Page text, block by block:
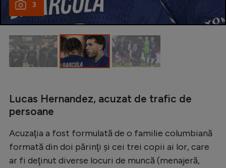
Handbal
Natație
Formula 1
Gimnastică
Alte sporturi
JO 2024
3
Lucas Hernandez, acuzat de trafic de
persoane
Acuzaţia a fost formulată de o familie columbiană
formată din doi părinţi şi cei trei copii ai lor, care
ar fi deţinut diverse locuri de muncă (menajeră,